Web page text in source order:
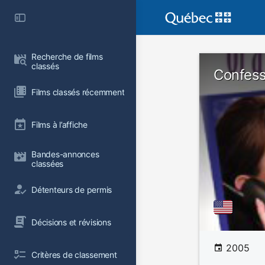
Recherche de films
classés
Films classés récemment
Films à l’affiche
Bandes-annonces
classées
Détenteurs de permis
Décisions et révisions
Critères de classement
2005